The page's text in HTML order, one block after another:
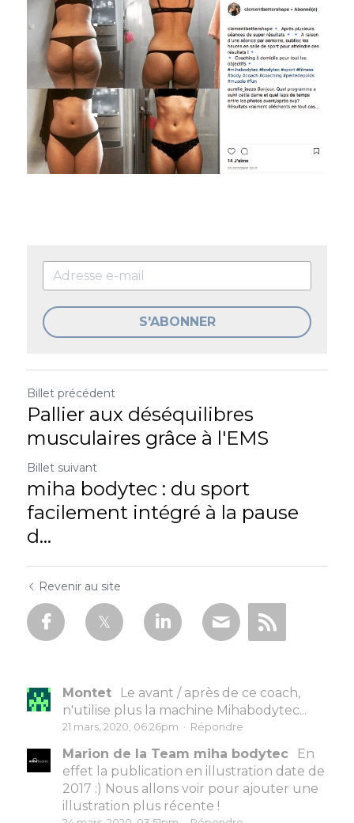
S'ABONNER
Billet précédent
Pallier aux déséquilibres
musculaires grâce à l'EMS
Billet suivant
miha bodytec : du sport
facilement intégré à la pause
d...
Revenir au site
Montet
Le avant / après de ce coach,
n'utilise plus la machine Mihabodytec...
21 mars, 2020, 06:26pm · Répondre
Marion de la Team miha bodytec
En
effet la publication en illustration date de
2017 :) Nous allons voir pour ajouter une
illustration plus récente !